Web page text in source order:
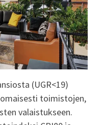
(UGR<19)
toimistojen,
valaistukseen.